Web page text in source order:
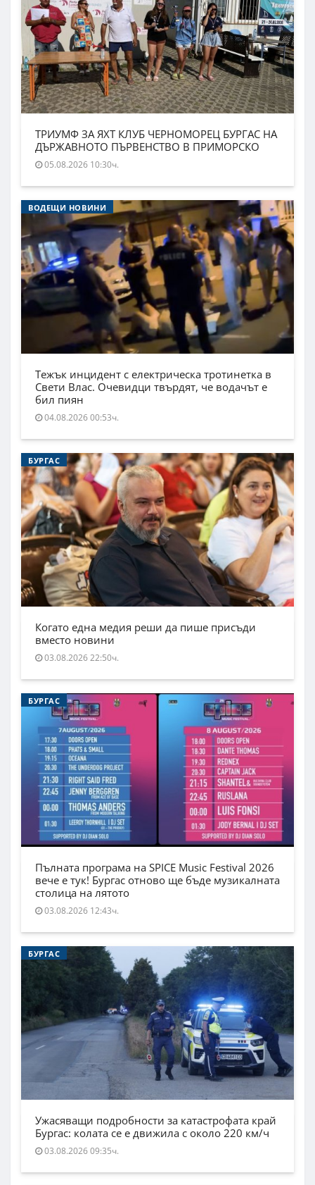
ТРИУМФ ЗА ЯХТ КЛУБ ЧЕРНОМОРЕЦ БУРГАС НА
ДЪРЖАВНОТО ПЪРВЕНСТВО В ПРИМОРСКО
05.08.2026 10:30ч.
ВОДЕЩИ НОВИНИ
Тежък инцидент с електрическа тротинетка в
Свети Влас. Очевидци твърдят, че водачът е
бил пиян
04.08.2026 00:53ч.
БУРГАС
Когато една медия реши да пише присъди
вместо новини
03.08.2026 22:50ч.
БУРГАС
Пълната програма на SPICE Music Festival 2026
вече е тук! Бургас отново ще бъде музикалната
столица на лятото
03.08.2026 12:43ч.
БУРГАС
Ужасяващи подробности за катастрофата край
Бургас: колата се е движила с около 220 км/ч
03.08.2026 09:35ч.